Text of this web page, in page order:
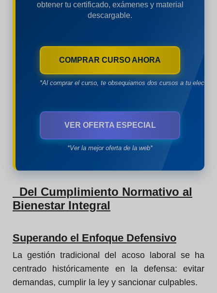
obtener tu certificado, exámenes y material
descargable.
COMPRAR CURSO AHORA
*Al comprar el curso, te obsequiamos dos cursos a tu
VER OFERTA ESPECIAL
*Ver la mejor oferta de la web*
Del Cumplimiento Normativo al
Bienestar Integral
Superando el Enfoque Defensivo
La gestión tradicional del acoso laboral se ha
centrado históricamente en la defensa: evitar
demandas, cumplir la ley y sancionar culpables.